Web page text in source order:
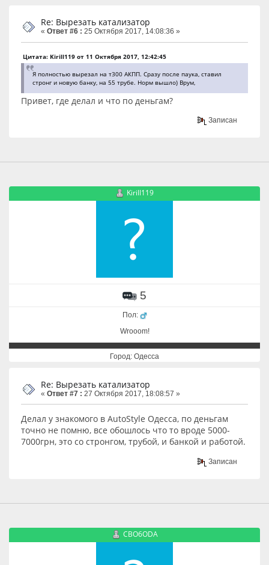
Re: Вырезать катализатор
« Ответ #6 : 25 Октября 2017, 14:08:36 »
Цитата: Kirill119 от 11 Октября 2017, 12:42:45
Я полностью вырезал на т300 АКПП. Сразу после паука, ставил
стронг и новую банку, на 55 трубе. Норм вышло) Врум,
Привет, где делал и что по деньгам?
Записан
Kirill119
5
Пол:
Wrooom!
Город: Одесса
Re: Вырезать катализатор
« Ответ #7 : 27 Октября 2017, 18:08:57 »
Делал у знакомого в AutoStyle Одесса, по деньгам
точно не помню, все обошлось что то вроде 5000-
7000грн, это со стронгом, трубой, и банкой и работой.
Записан
CBO6ODA